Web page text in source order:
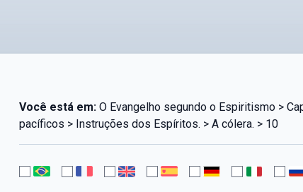
Você está em:O Evangelho segundo o Espiritismo >
pacíficos > Instruções dos Espíritos. > A cólera. > 10